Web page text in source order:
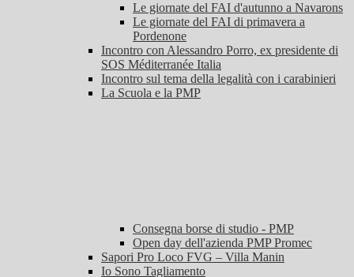
Le giornate del FAI d'autunno a Navarons
Le giornate del FAI di primavera a
Pordenone
Incontro con Alessandro Porro, ex presidente di
SOS Méditerranée Italia
Incontro sul tema della legalità con i carabinieri
La Scuola e la PMP
Consegna borse di studio - PMP
Open day dell'azienda PMP Promec
Sapori Pro Loco FVG – Villa Manin
Io Sono Tagliamento